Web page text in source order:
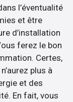
l’éventualité
et être
d’installation
ferez le bon
Certes,
plus à
et des
En fait, vous